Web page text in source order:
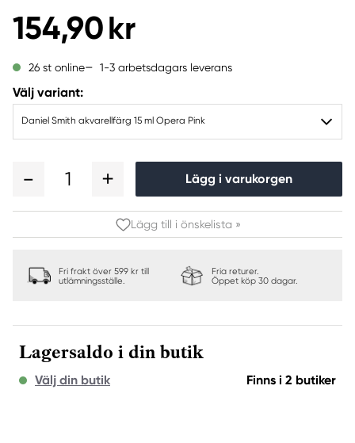
154,90 kr
26 st online 1-3 arbetsdagars leverans
Välj variant:
Daniel Smith akvarellfärg 15 ml Opera Pink
1 Lägg i varukorgen
Lägg till i önskelista »
Fri frakt över 599 kr till
utlämningsställe.
Fria returer.
Öppet köp 30 dagar.
Lagersaldo i din butik
Välj din butik Finns i 2 butiker